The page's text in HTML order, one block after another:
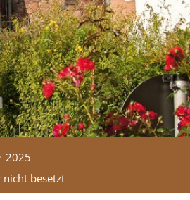
2025
besetzt